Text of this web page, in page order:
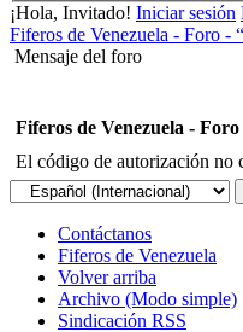
¡Hola, Invitado! Iniciar sesión
Fiferos de Venezuela - Foro -
Mensaje del foro
Fiferos de Venezuela -
El código de autorización no
Contáctanos
Fiferos de Venezuela
Volver arriba
Archivo (Modo simple)
Sindicación RSS